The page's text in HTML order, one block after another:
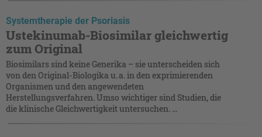
Systemtherapie der Psoriasis
Ustekinumab-Biosimilar gleichwertig
zum Original
Biosimilars sind keine Generika – sie unterscheiden sich
von den Original-Biologika u. a. in den exprimierenden
Organismen und den angewendeten
Herstellungsverfahren. Umso wichtiger sind Studien, die
die klinische Gleichwertigkeit untersuchen. ...